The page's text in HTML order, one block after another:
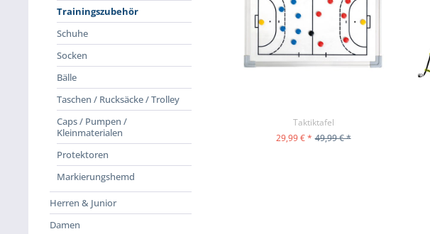
Trainingszubehör
Schuhe
Socken
Bälle
Taschen / Rucksäcke / Trolley
Caps / Pumpen /
Kleinmaterialen
Protektoren
Markierungshemd
Herren & Junior
Damen
Taktiktafel
29,99 € * 49,99 € *